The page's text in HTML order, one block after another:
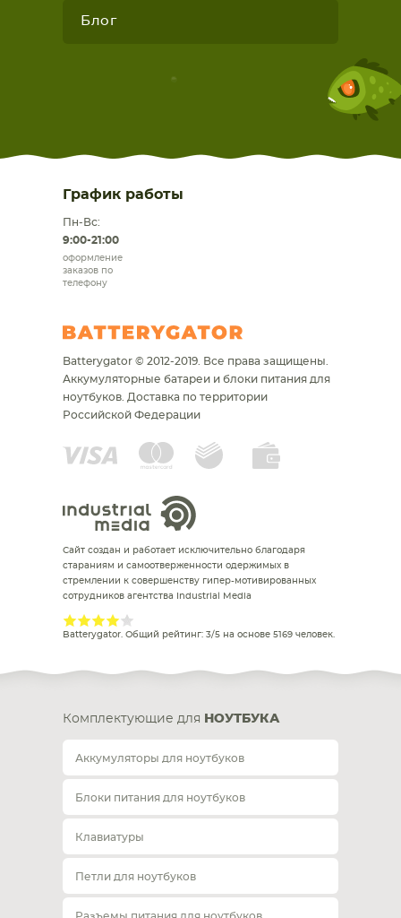
Блог
График работы
Пн-Вс:
9:00-21:00
оформление
заказов по
телефону
Batterygator © 2012-2019. Все права защищены.
Аккумуляторные батареи и блоки питания для
ноутбуков. Доставка по территории
Российской Федерации
Сайт создан и работает исключительно благодаря
стараниям и самоотверженности одержимых в
стремлении к совершенству гипер-мотивированных
сотрудников агентства Industrial Media
Batterygator. Общий рейтинг: 3/5 на основе 5169 человек.
Комплектующие для НОУТБУКА
Аккумуляторы для ноутбуков
Блоки питания для ноутбуков
Клавиатуры
Петли для ноутбуков